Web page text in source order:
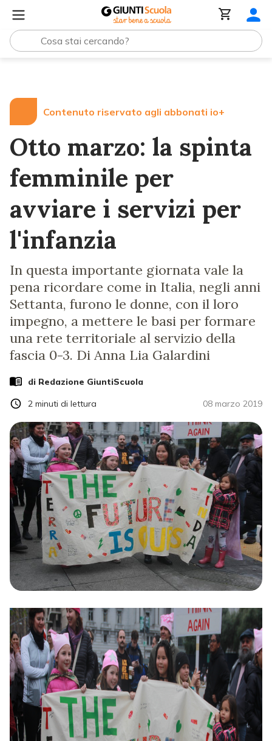
Contenuto riservato agli abbonati io+
Otto marzo: la spinta
femminile per
avviare i servizi per
l'infanzia
In questa importante giornata vale la
pena ricordare come in Italia, negli anni
Settanta, furono le donne, con il loro
impegno, a mettere le basi per formare
una rete territoriale al servizio della
fascia 0-3. Di Anna Lia Galardini
di Redazione GiuntiScuola
08 marzo 2019
2 minuti di lettura